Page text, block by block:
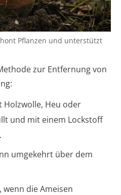
Pflanzen und unterstützt
zur Entfernung von
Holzwolle, Heu oder
und mit einem Lockstoff
umgekehrt über dem
wenn die Ameisen